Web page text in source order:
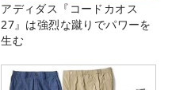
アディダス『コードカオス
27』は強烈な蹴りでパワーを
生む